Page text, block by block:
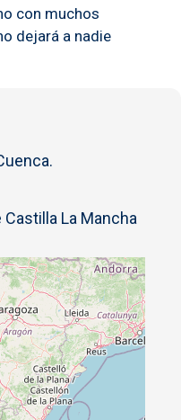
con muchos
dejará a nadie
La Mancha